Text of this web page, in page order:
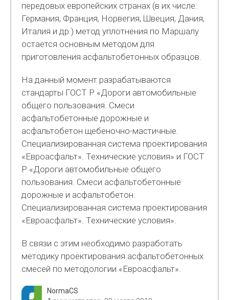
передовых европейских странах (в их числе:
Германия, Франция, Норвегия, Швеция, Дания,
Италия и др.) метод уплотнения по Маршалу
остается основным методом для
приготовления асфальтобетонных образцов.
На данный момент разрабатываются
стандарты ГОСТ Р «Дороги автомобильные
общего пользования. Смеси
асфальтобетонные дорожные и
асфальтобетон щебеночно-мастичные.
Специализированная система проектирования
«Евроасфальт». Технические условия» и ГОСТ
Р «Дороги автомобильные общего
пользования. Смеси асфальтобетонные
дорожные и асфальтобетон.
Специализированная система проектирования
«Евроасфальт». Технические условия».
В связи с этим необходимо разработать
методику проектирования асфальтобетонных
смесей по методологии «Евроасфальт».
NormaCS